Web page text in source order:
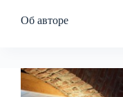
Об авторе